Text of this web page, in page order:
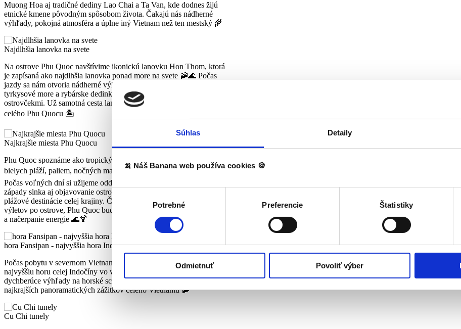
Súhlas Detaily
🍌 Náš Banana web používa cookies 🍪
Výber
Potrebné Preferencie Štatistiky
Odmietnuť Povoliť výber
Muong Hoa aj tradičné dediny Lao Chai a Ta Van, kde dodnes žijú
etnické kmene pôvodným spôsobom života. Čakajú nás nádherné
výhľady, pokojná atmosféra a úplne iný Vietnam než ten mestský 🌾
Najdlhšia lanovka na svete
Na ostrove Phu Quoc navštívime ikonickú lanovku Hon Thom, ktorá
je zapísaná ako najdlhšia lanovka ponad more na svete 🚠🌊 Počas
jazdy sa nám otvoria nádherné výhľady na tropické ostrovy,
tyrkysové more a rybárske dedinky roztrúsené medzi malými
ostrovčekmi. Už samotná cesta lanovkou patrí medzi najväčšie zážitky
celého Phu Quocu 🏝️
Najkrajšie miesta Phu Quocu
Phu Quoc spoznáme ako tropický raj južného Vietnamu – ostrov plný
bielych pláží, paliem, nočných marketov a pokojnej atmosféry 🏝️☀️
Počas voľných dní si užijeme oddych pri mori, lokálny seafood,
západy slnka aj objavovanie ostrova, ktorý patrí medzi najkrajšie
plážové destinácie celej krajiny. Či už pri koktejli na pláži alebo počas
výletov po ostrove, Phu Quoc bude ideálnym miestom na spomalenie
a načerpanie energie 🌊🍹
hora Fansipan - najvyššia hora Indončíny
Počas pobytu v severnom Vietname vystúpime na vrchol Fansipan,
najvyššiu horu celej Indočíny vo výške 3 143 metrov. Čakajú nás
dychberúce výhľady na horské scenérie, oblaky pod nohami a jeden z
najkrajších panoramatických zážitkov celého Vietnamu 🚠
Cu Chi tunely